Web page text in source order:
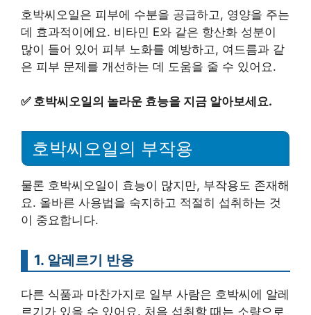
호박씨오일은 피부에 수분을 공급하고, 영양을 주는
데 효과적이에요. 비타민 E와 같은 항산화 성분이
많이 들어 있어 피부 노화를 예방하고, 여드름과 같
은 피부 문제를 개선하는 데 도움을 줄 수 있어요.
✅ 호박씨오일의 놀라운 효능을 지금 알아보세요.
호박씨오일의 부작용
물론 호박씨오일이 효능이 많지만, 부작용도 존재해
요. 올바른 사용법을 숙지하고 적절히 섭취하는 것
이 중요합니다.
1. 알레르기 반응
다른 식품과 마찬가지로 일부 사람은 호박씨에 알레
르기가 있을 수 있어요. 처음 섭취할 때는 소량으로